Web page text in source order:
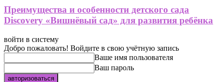
Преимущества и особенности детского сада
Discovery «Вишнёвый сад» для развития ребёнка
войти в систему
Добро пожаловать! Войдите в свою учётную запись
Ваше имя пользователя
Ваш пароль